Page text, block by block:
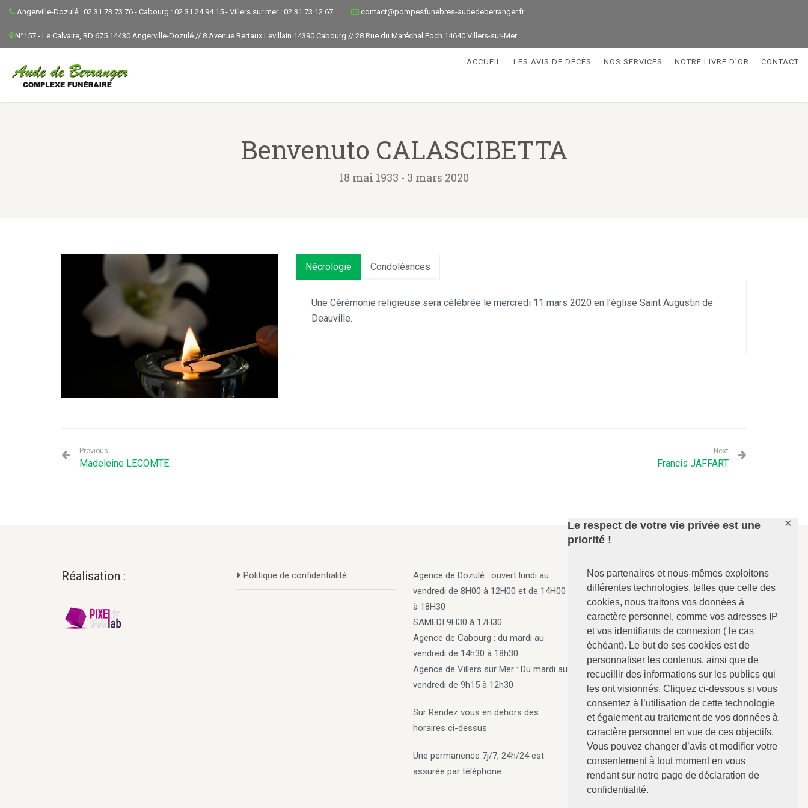
Le respect de votre vie privée est une
priorité !
Nos partenaires et nous-mêmes exploitons
différentes technologies, telles que celle des
cookies, nous traitons vos données à
caractère personnel, comme vos adresses IP
et vos identifiants de connexion ( le cas
échéant). Le but de ses cookies est de
personnaliser les contenus, ainsi que de
recueillir des informations sur les publics qui
les ont visionnés. Cliquez ci-dessous si vous
consentez à l’utilisation de cette technologie
et également au traitement de vos données à
caractère personnel en vue de ces objectifs.
Vous pouvez changer d’avis et modifier votre
consentement à tout moment en vous
rendant sur notre page de déclaration de
confidentialité.
✕
Angerville-Dozulé : 02 31 73 73 76 - Cabourg : 02 31 24 94 15 - Villers sur mer : 02 31 73 12 67 contact@pompesfunebres-audedeberranger.fr
N°157 - Le Calvaire, RD 675 14430 Angerville-Dozulé // 8 Avenue Bertaux Levillain 14390 Cabourg // 28 Rue du Maréchal Foch 14640 Villers-sur-Mer
ACCUEIL LES AVIS DE DÉCÈS NOS SERVICES NOTRE LIVRE D’OR CONTACT
Benvenuto CALASCIBETTA
18 mai 1933 - 3 mars 2020
Nécrologie Condoléances
Une Cérémonie religieuse sera célébrée le mercredi 11 mars 2020 en l’église Saint Augustin de
Deauville.
Previous
Madeleine LECOMTE
Next
Francis JAFFART
Réalisation : Politique de confidentialité
Agence de Dozulé : ouvert lundi au
vendredi de 8H00 à 12H00 et de 14H00
à 18H30
SAMEDI 9H30 à 17H30.
Agence de Cabourg : du mardi au
vendredi de 14h30 à 18h30
Agence de Villers sur Mer : Du mardi au
vendredi de 9h15 à 12h30
Sur Rendez vous en dehors des
horaires ci-dessus
Une permanence 7j/7, 24h/24 est
assurée par téléphone.
ANGERVILLE-Dozulé: 02.31.73.73.76
N°157 - Le Calvaire, RD 675
14430 ANGERVILLE-Dozulé
CABOURG: 02.31.24.94.15
8 Avenue Bertaux Levillain
14390 CABOURG
Villers-sur-Mer : 02.31.73.12.67
28 Rue du Maréchal Foch
14640 Villers-sur-Mer